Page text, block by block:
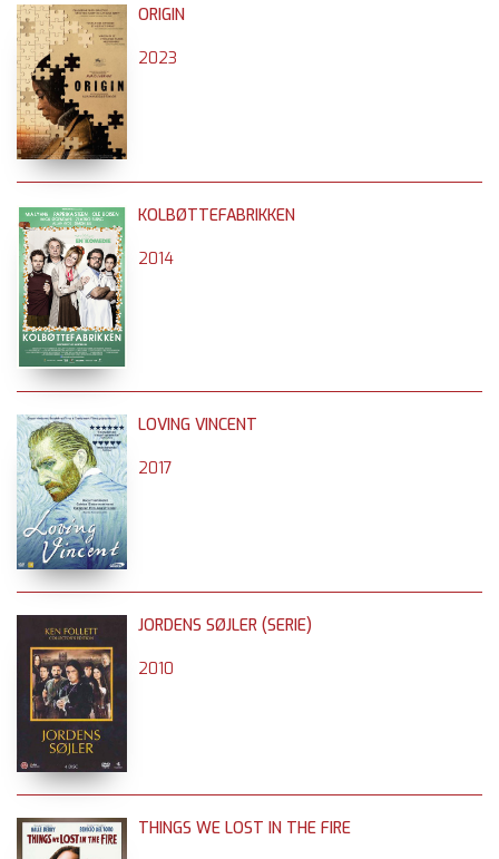
ORIGIN
2023
KOLBØTTEFABRIKKEN
2014
LOVING VINCENT
2017
JORDENS SØJLER (SERIE)
2010
THINGS WE LOST IN THE FIRE